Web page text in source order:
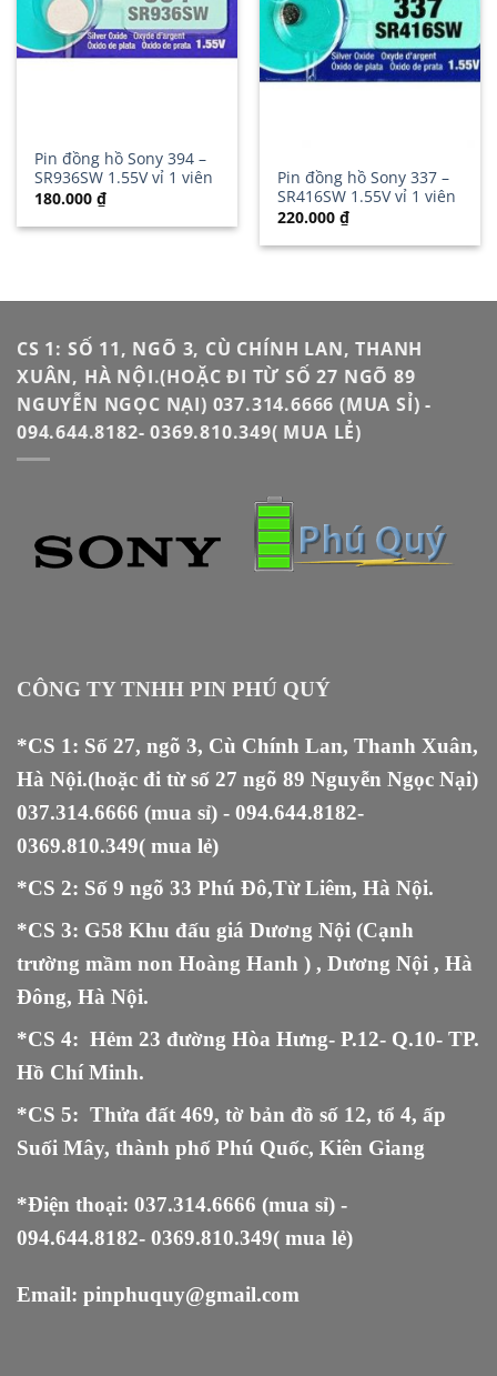
Pin đồng hồ Sony 394 –
SR936SW 1.55V vỉ 1 viên
180.000₫
Pin đồng hồ Sony 337 –
SR416SW 1.55V vỉ 1 viên
220.000₫
CS 1: SỐ 11, NGÕ 3, CÙ CHÍNH LAN, THANH
XUÂN, HÀ NỘI.(HOẶC ĐI TỪ SỐ 27 NGÕ 89
NGUYỄN NGỌC NẠI) 037.314.6666 (MUA SỈ) -
094.644.8182- 0369.810.349( MUA LẺ)
CÔNG TY TNHH PIN PHÚ QUÝ
*CS 1: Số 27, ngõ 3, Cù Chính Lan, Thanh Xuân,
Hà Nội.(hoặc đi từ số 27 ngõ 89 Nguyễn Ngọc Nại)
037.314.6666 (mua sỉ) - 094.644.8182-
0369.810.349( mua lẻ)
*CS 2: Số 9 ngõ 33 Phú Đô,Từ Liêm, Hà Nội.
*CS 3: G58 Khu đấu giá Dương Nội (Cạnh
trường mầm non Hoàng Hanh ) , Dương Nội , Hà
Đông, Hà Nội.
*CS 4: Hẻm 23 đường Hòa Hưng- P.12- Q.10- TP.
Hồ Chí Minh.
*CS 5: Thửa đất 469, tờ bản đồ số 12, tổ 4, ấp
Suối Mây, thành phố Phú Quốc, Kiên Giang
*Điện thoại: 037.314.6666 (mua sỉ) -
094.644.8182- 0369.810.349( mua lẻ)
Email: pinphuquy@gmail.com